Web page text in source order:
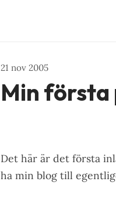
21 nov 2005
Min första
Det här är det första
ha min blog till